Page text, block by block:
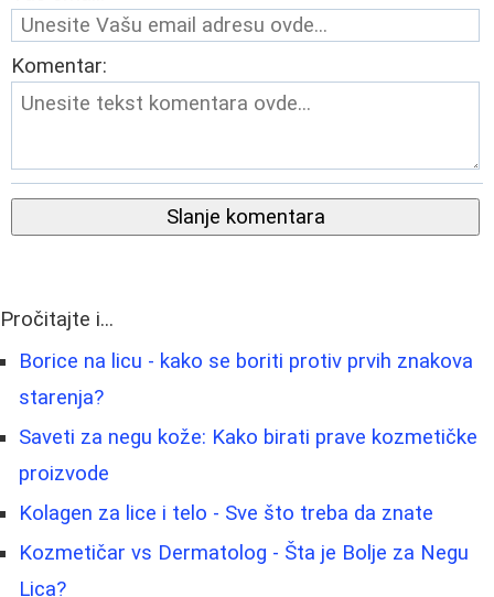
Komentar:
Slanje komentara
Pročitajte i...
Borice na licu - kako se boriti protiv prvih znakova
starenja?
Saveti za negu kože: Kako birati prave kozmetičke
proizvode
Kolagen za lice i telo - Sve što treba da znate
Kozmetičar vs Dermatolog - Šta je Bolje za Negu
Lica?